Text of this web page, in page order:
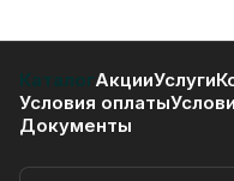
КаталогАкцииУслуги
Условия оплаты
Документы